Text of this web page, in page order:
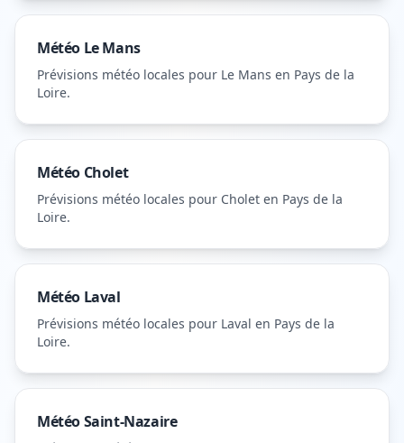
Météo Le Mans
Prévisions météo locales pour Le Mans en Pays de la
Loire.
Météo Cholet
Prévisions météo locales pour Cholet en Pays de la
Loire.
Météo Laval
Prévisions météo locales pour Laval en Pays de la
Loire.
MétéoSaint-Nazaire